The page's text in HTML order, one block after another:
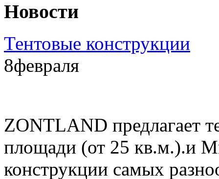
Новости
Тентовые конструкции
8февраля
ZONTLAND предлагает
площади (от 25 кв.м.).и
конструкции самых